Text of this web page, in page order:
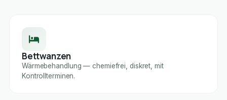
Bettwanzen
Wärmebehandlung — chemiefrei, diskret, mit
Kontrollterminen.